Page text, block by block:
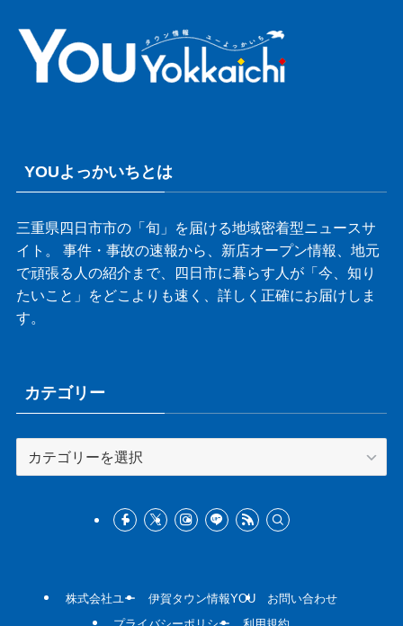
YOUよっかいちとは
三重県四日市市の「旬」を届ける地域密着型ニュースサ
イト。 事件・事故の速報から、新店オープン情報、地元
で頑張る人の紹介まで、四日市に暮らす人が「今、知り
たいこと」をどこよりも速く、詳しく正確にお届けしま
す。
カテゴリー
テ
株式会社ユー 伊賀タウン情報YOU
お問い合わせ